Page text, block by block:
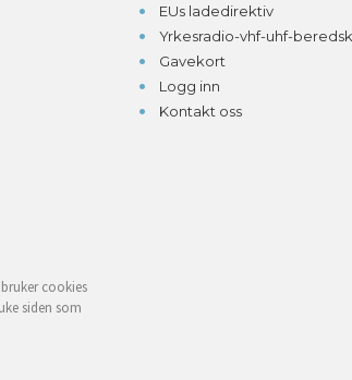
EUs ladedirektiv
Yrkesradio-vhf-uhf-
Gavekort
Logg inn
Kontakt oss
cookies
siden som